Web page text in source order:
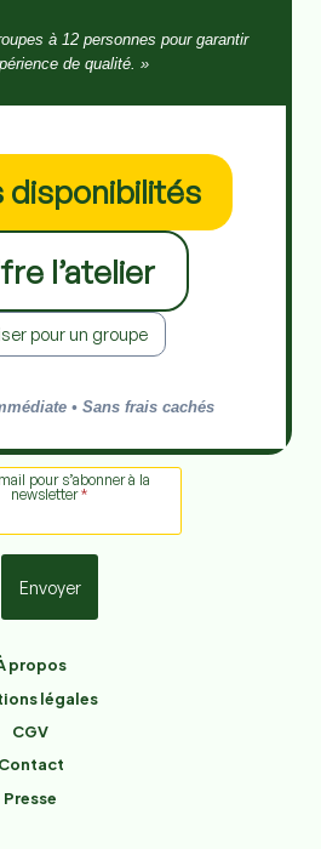
à 12 personnes pour garantir
de qualité. »
disponibilités
l’atelier
pour un groupe
• Sans frais cachés
pour s’abonner à la
newsletter *
Envoyer
propos
légales
CGV
Contact
Presse